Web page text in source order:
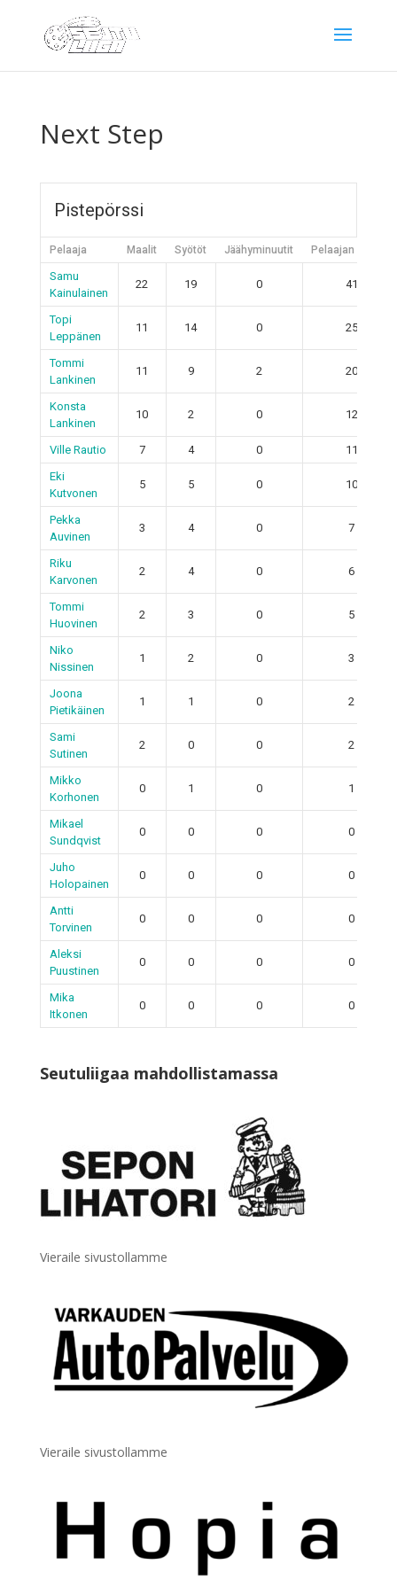
Next Step
Pistepörssi
Pelaaja Maalit Syötöt Jäähyminuutit Pelaajan pisteet
Samu
Kainulainen
22 19 0 41
Topi
Leppänen
11 14 0 25
Tommi
Lankinen
11 9 2 20
Konsta
Lankinen
10 2 0 12
Ville Rautio 7 4 0
11
Eki
Kutvonen
5 5 0 10
Pekka
Auvinen
3 4 0 7
Riku
Karvonen
2 4 0 6
Tommi
Huovinen
2 3 0 5
Niko
Nissinen
1 2 0 3
Joona
Pietikäinen
1 1 0 2
Sami
Sutinen
2 0 0 2
Mikko
Korhonen
0 1 0 1
Mikael
Sundqvist
0 0 0 0
Juho
Holopainen
0 0 0 0
Antti
Torvinen
0 0 0 0
Aleksi
Puustinen
0 0 0 0
Mika
Itkonen
0 0 0 0
Seutuliigaa mahdollistamassa
Vieraile sivustollamme
Vieraile sivustollamme